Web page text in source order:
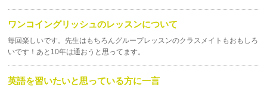
ワンコイングリッシュのレッスンについて
毎回楽しいです。先生はもちろんグループレッスンのクラスメイトもおもしろ
いです！あと10年は通おうと思ってます。
英語を習いたいと思っている方に一言